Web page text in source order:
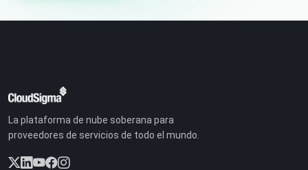
La plataforma de nube soberana para
proveedores de servicios de todo el mundo.